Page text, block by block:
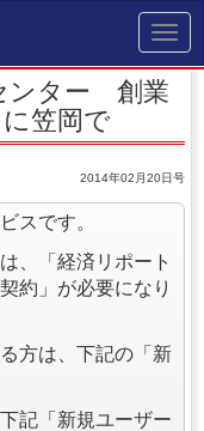
ンター 創業
笠岡で
2014年02月20日号
スです。
、「経済リポート
約」が必要になり
方は、下記の「新
記「新規ユーザー